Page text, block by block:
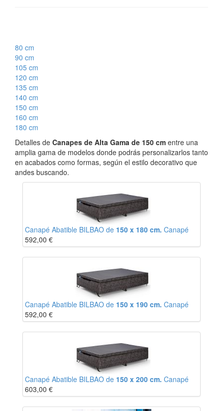
80 cm
90 cm
105 cm
120 cm
135 cm
140 cm
150 cm
160 cm
180 cm
Detalles de Canapes de Alta Gama de 150 cm entre una
amplia gama de modelos donde podrás personalizarlos tanto
en acabados como formas, según el estilo decorativo que
andes buscando.
Canapé Abatible BILBAO de 150 x 180 cm. Canapé
592,00 €
Canapé Abatible BILBAO de 150 x 190 cm. Canapé
592,00 €
Canapé Abatible BILBAO de 150 x 200 cm. Canapé
603,00 €